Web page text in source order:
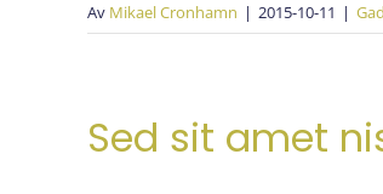
Av Mikael Cronhamn | 2015-10-11 |
Sed sit amet